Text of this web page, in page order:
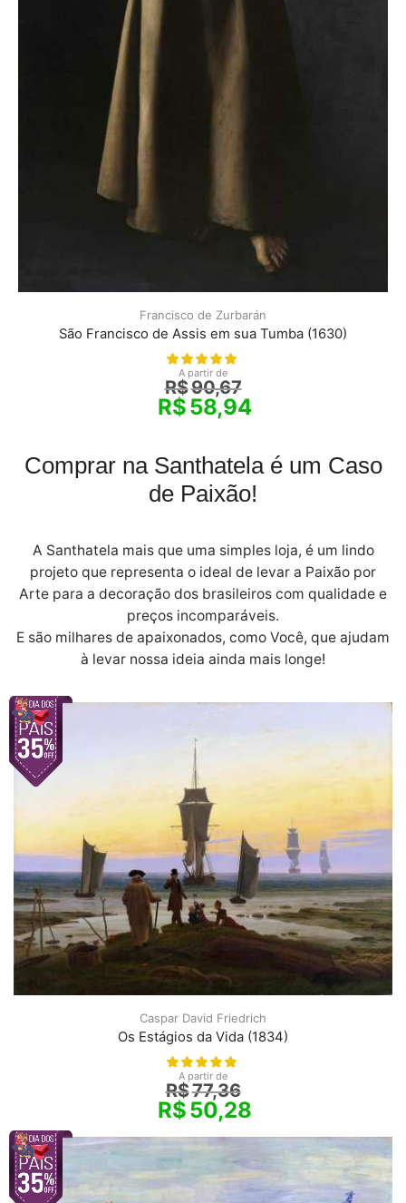
Francisco de Zurbarán
São Francisco de Assis em sua Tumba (1630)
A partir de
R$90,67
R$58,94
Comprar na Santhatela é um Caso
de Paixão!
A Santhatela mais que uma simples loja, é um lindo
projeto que representa o ideal de levar a Paixão por
Arte para a decoração dos brasileiros com qualidade e
preços incomparáveis.
E são milhares de apaixonados, como Você, que ajudam
à levar nossa ideia ainda mais longe!
Caspar David Friedrich
Os Estágios da Vida (1834)
A partir de
R$77,36
R$50,28